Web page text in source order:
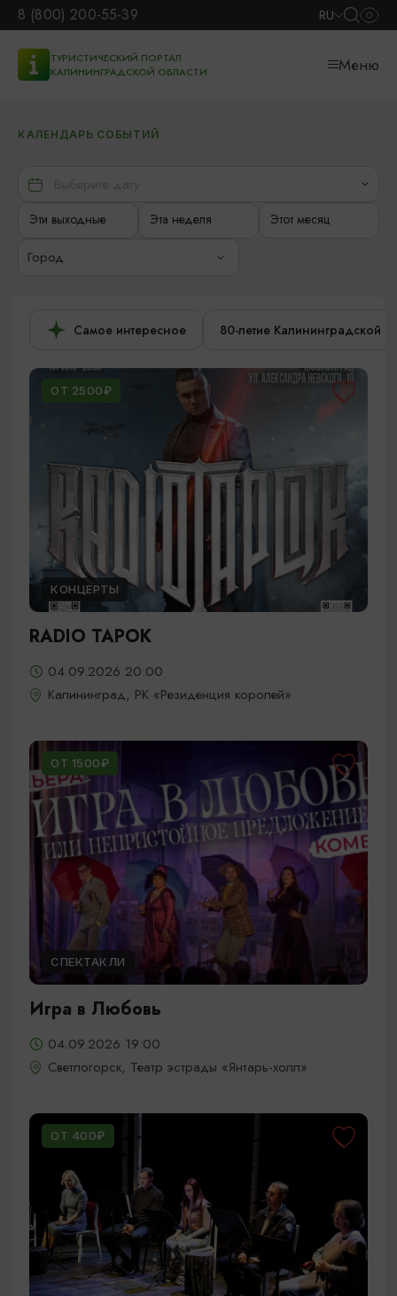
8 (800) 200-55-39 RU
ТУРИСТИЧЕСКИЙ ПОРТАЛ
КАЛИНИНГРАДСКОЙ ОБЛАСТИ
Меню
КАЛЕНДАРЬ СОБЫТИЙ
Эти выходные Эта неделя Этот месяц
Город
Самое интересное 80-летие Калининградской
ОТ 2500₽
КОНЦЕРТЫ
RADIO TAPOK
04.09.2026 20:00
Калининград, РК «Резиденция королей»
ОТ 1500₽
СПЕКТАКЛИ
Игра в Любовь
04.09.2026 19:00
Светлогорск, Театр эстрады «Янтарь-холл»
ОТ 400₽